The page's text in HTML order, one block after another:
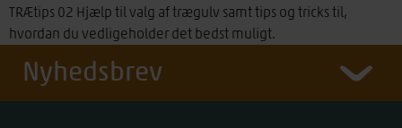
TRÆtips 02 Hjælp til valg af trægulv samt tips og tricks til,
hvordan du vedligeholder det bedst muligt.
Nyhedsbrev